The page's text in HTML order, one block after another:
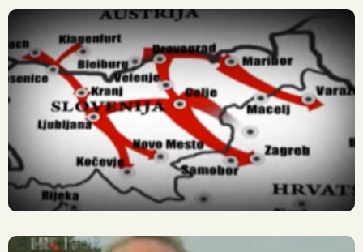
Macelj: Macelj – Gora
Zločina